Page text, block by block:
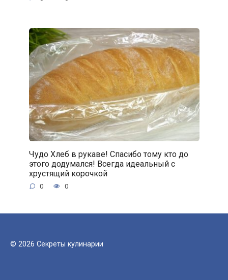
Чудо Хлеб в рукаве! Спасибо тому кто до
этого додумался! Всегда идеальный с
хрустящий корочкой
0 0
© 2026 Секреты кулинарии